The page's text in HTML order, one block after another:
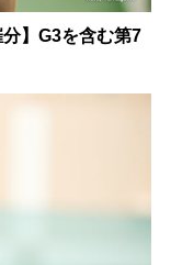
】G3を含む第7